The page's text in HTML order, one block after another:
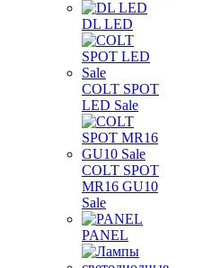
DL LED
COLT SPOT
LED Sale
COLT SPOT
MR16 GU10
Sale
PANEL